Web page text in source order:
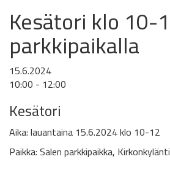
Kesätori klo 10-
parkkipaikalla
15.6.2024
10:00 - 12:00
Kesätori
Aika: lauantaina 15.6.2024 klo 10-12
Paikka: Salen parkkipaikka,